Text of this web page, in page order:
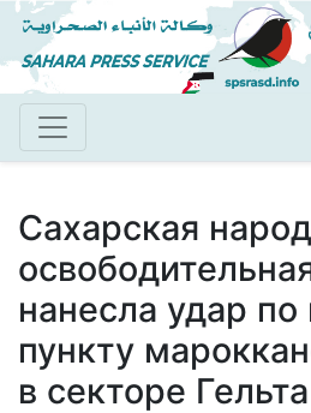
к
Сахарская
нанесла удар
пункту
в секторе Гельта